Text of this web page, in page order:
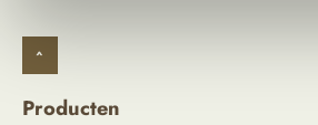
^
Producten